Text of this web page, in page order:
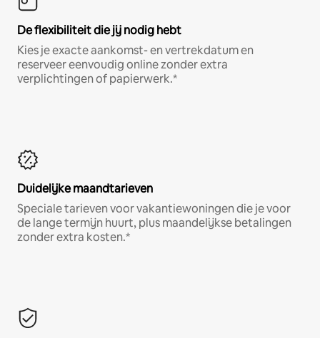
De flexibiliteit die jij nodig hebt
Kies je exacte aankomst- en vertrekdatum en
reserveer eenvoudig online zonder extra
verplichtingen of papierwerk.*
Duidelijke maandtarieven
Speciale tarieven voor vakantiewoningen die je voor
de lange termijn huurt, plus maandelijkse betalingen
zonder extra kosten.*